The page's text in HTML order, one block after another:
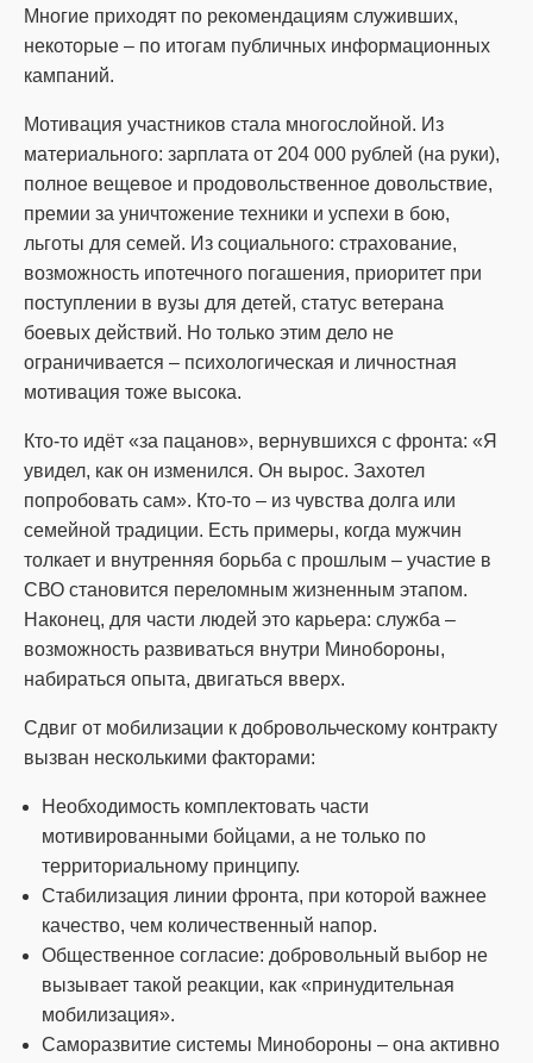
Многие приходят по рекомендациям служивших,
некоторые – по итогам публичных информационных
кампаний.
Мотивация участников стала многослойной. Из
материального: зарплата от 204 000 рублей (на руки),
полное вещевое и продовольственное довольствие,
премии за уничтожение техники и успехи в бою,
льготы для семей. Из социального: страхование,
возможность ипотечного погашения, приоритет при
поступлении в вузы для детей, статус ветерана
боевых действий. Но только этим дело не
ограничивается – психологическая и личностная
мотивация тоже высока.
Кто-то идёт «за пацанов», вернувшихся с фронта: «Я
увидел, как он изменился. Он вырос. Захотел
попробовать сам». Кто-то – из чувства долга или
семейной традиции. Есть примеры, когда мужчин
толкает и внутренняя борьба с прошлым – участие в
СВО становится переломным жизненным этапом.
Наконец, для части людей это карьера: служба –
возможность развиваться внутри Минобороны,
набираться опыта, двигаться вверх.
Сдвиг от мобилизации к добровольческому контракту
вызван несколькими факторами:
Необходимость комплектовать части
мотивированными бойцами, а не только по
территориальному принципу.
Стабилизация линии фронта, при которой важнее
качество, чем количественный напор.
Общественное согласие: добровольный выбор не
вызывает такой реакции, как «принудительная
мобилизация».
Саморазвитие системы Минобороны – она активно